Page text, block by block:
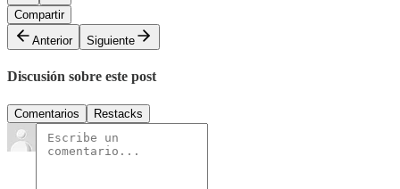
Compartir
Anterior
Siguiente
Discusión sobre este post
Comentarios Restacks